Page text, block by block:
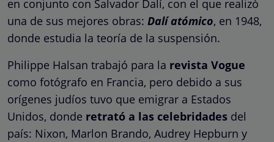
en conjunto con Salvador Dalí, con el que realizó
una de sus mejores obras: Dalí atómico, en 1948,
donde estudia la teoría de la suspensión.
Philippe Halsan trabajó para la revista Vogue
como fotógrafo en Francia, pero debido a sus
orígenes judíos tuvo que emigrar a Estados
Unidos, donde retrató a las celebridades del
país: Nixon, Marlon Brando, Audrey Hepburn y